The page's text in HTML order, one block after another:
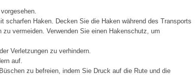
Haken. Decken Sie die Haken während des Transports
vermeiden. Verwenden Sie einen Hakenschutz, um
Verletzungen zu verhindern.
auf.
zu befreien, indem Sie Druck auf die Rute und die